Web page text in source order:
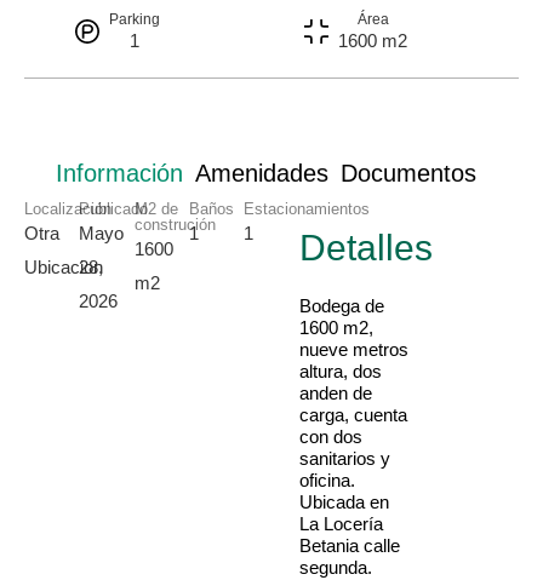
Parking
1
Área
1600 m2
Información Amenidades Documentos
Localización
Otra
Ubicacion
Publicado
Mayo
28,
2026
M2 de
construción
1600
m2
Baños
1
Estacionamientos
1 Detalles
Bodega de
1600 m2,
nueve metros
altura, dos
anden de
carga, cuenta
con dos
sanitarios y
oficina.
Ubicada en
La Locería
Betania calle
segunda.